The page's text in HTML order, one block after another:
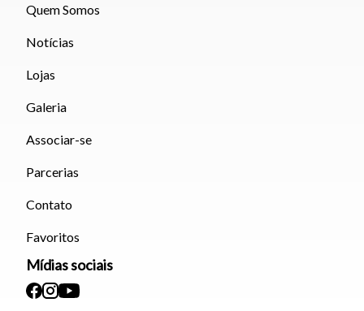
Quem Somos
Notícias
Lojas
Galeria
Associar-se
Parcerias
Contato
Favoritos
Mídias sociais